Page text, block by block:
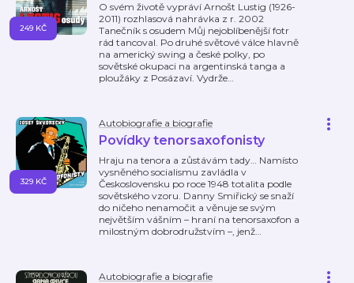
O svém životě vypráví Arnošt Lustig (1926-
2011) rozhlasová nahrávka z r. 2002
Tanečník s osudem Můj nejoblíbenější fotr
rád tancoval. Po druhé světové válce hlavně
na americký swing a české polky, po
sovětské okupaci na argentinská tanga a
ploužáky z Posázaví. Vydrže…
249 KČ
Autobiografie a biografie
Povídky tenorsaxofonisty
Hraju na tenora a zůstávám tady… Namísto
vysněného socialismu zavládla v
Československu po roce 1948 totalita podle
sovětského vzoru. Danny Smiřický se snaží
do ničeho nenamočit a věnuje se svým
největším vášním – hraní na tenorsaxofon a
milostným dobrodružstvím –, jenž…
329 KČ
Autobiografie a biografie